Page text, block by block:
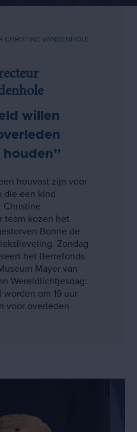
CHRISTINE VANDENHOLE
willen
houvast zijn voor
die een kind
Christine
team kozen het
Bonne de
Zondag
het Berrefonds
Mayer van
Wereldlichtjesdag:
om 19 uur
voor overleden